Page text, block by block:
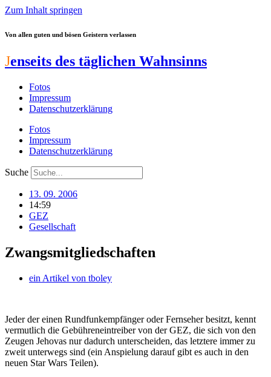
Zum Inhalt springen
Von allen guten und bösen Geistern verlassen
Jenseits des täglichen Wahnsinns
Fotos
Impressum
Datenschutzerklärung
Fotos
Impressum
Datenschutzerklärung
Suche
13. 09. 2006
14:59
GEZ
Gesellschaft
Zwangsmitgliedschaften
ein Artikel von tboley
Jeder der einen Rundfunkempfänger oder Fernseher besitzt, kennt
vermutlich die Gebühreneintreiber von der GEZ, die sich von den
Zeugen Jehovas nur dadurch unterscheiden, das letztere immer zu
zweit unterwegs sind (ein Anspielung darauf gibt es auch in den
neuen Star Wars Teilen).